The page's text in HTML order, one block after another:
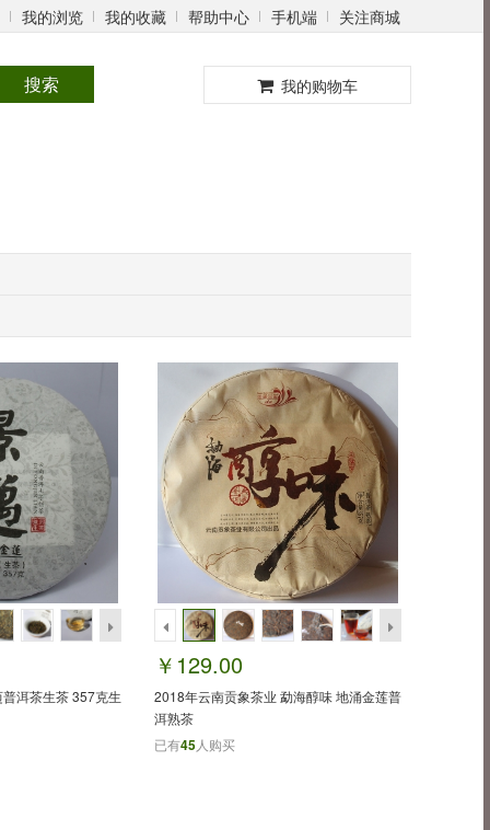
我的浏览 我的收藏 帮助中心 手机端 关注商城
搜索 我的购物车
洱茶生茶 357克生
￥129.00
2018年云南贡象茶业 勐海醇味 地涌金莲普
洱熟茶
已有45人购买